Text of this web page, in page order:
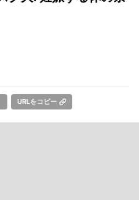
URLをコピー